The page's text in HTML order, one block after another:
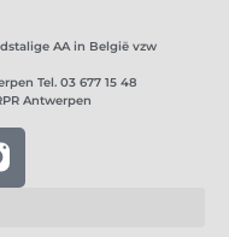
AA in België vzw
Tel. 03 677 15 48
Antwerpen